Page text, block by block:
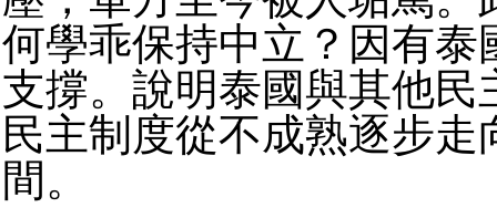
何學乖保持中立？因有泰
支撐。說明泰國與其他民
民主制度從不成熟逐步走
間。